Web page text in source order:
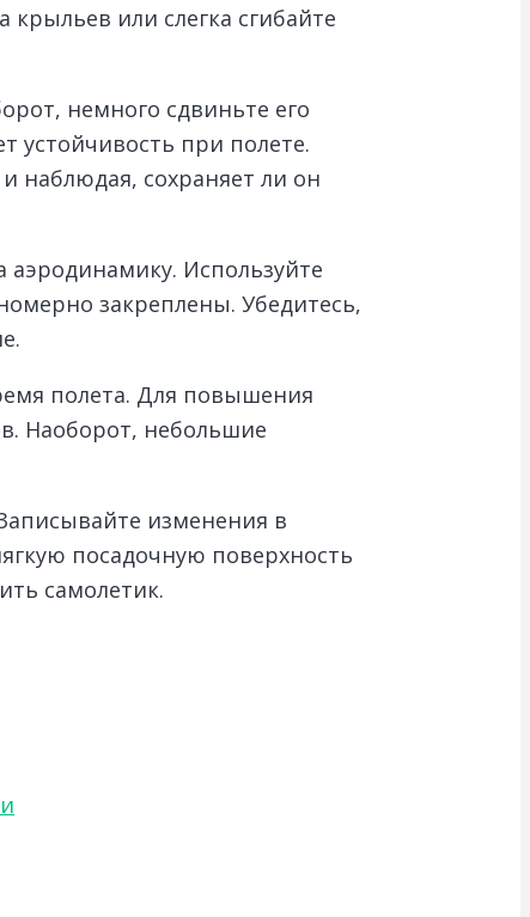
или слегка сгибайте
немного сдвиньте его
устойчивость при полете.
наблюдая, сохраняет ли он
Используйте
закреплены. Убедитесь,
полета. Для повышения
Наоборот, небольшие
изменения в
посадочную поверхность
самолетик.